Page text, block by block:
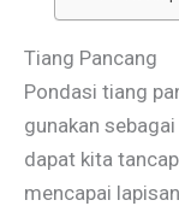
Tiang Pancang
Pondasi tiang
gunakan
dapat kita
mencapai